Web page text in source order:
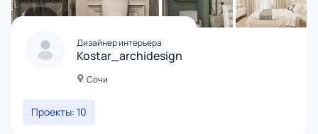
Дизайнер интерьера
Kostar_archidesign
Сочи
Проекты: 10